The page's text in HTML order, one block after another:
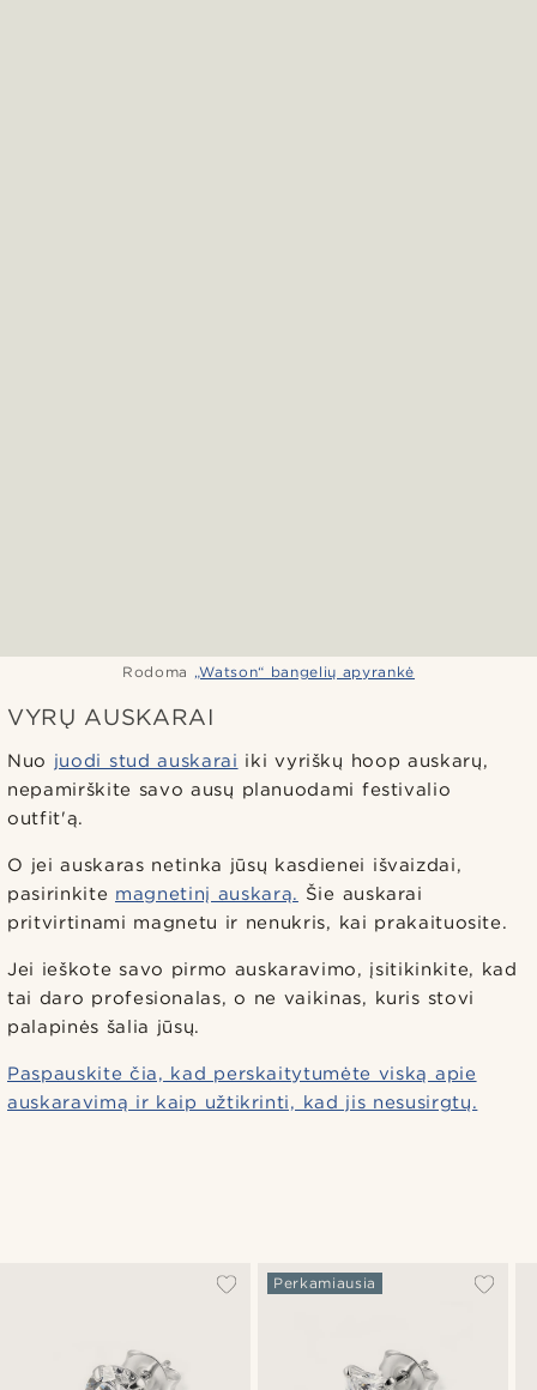
Rodoma „Watson“ bangelių apyrankė
VYRŲ AUSKARAI
Nuo juodi stud auskarai iki vyriškų hoop auskarų,
nepamirškite savo ausų planuodami festivalio
outfit'ą.
O jei auskaras netinka jūsų kasdienei išvaizdai,
pasirinkite magnetinį auskarą. Šie auskarai
pritvirtinami magnetu ir nenukris, kai prakaituosite.
Jei ieškote savo pirmo auskaravimo, įsitikinkite, kad
tai daro profesionalas, o ne vaikinas, kuris stovi
palapinės šalia jūsų.
Paspauskite čia, kad perskaitytumėte viską apie
auskaravimą ir kaip užtikrinti, kad jis nesusirgtų.
Perkamiausia